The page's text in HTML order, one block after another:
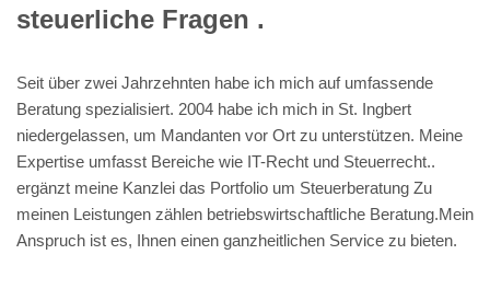
steuerliche Fragen .
Seit über zwei Jahrzehnten habe ich mich auf umfassende
Beratung spezialisiert. 2004 habe ich mich in St. Ingbert
niedergelassen, um Mandanten vor Ort zu unterstützen. Meine
Expertise umfasst Bereiche wie IT-Recht und Steuerrecht..
ergänzt meine Kanzlei das Portfolio um Steuerberatung Zu
meinen Leistungen zählen betriebswirtschaftliche Beratung.Mein
Anspruch ist es, Ihnen einen ganzheitlichen Service zu bieten.